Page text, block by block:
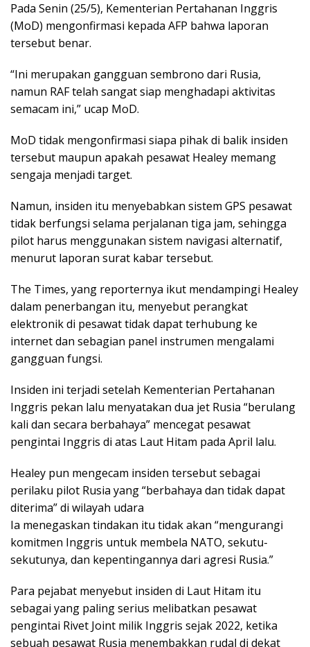
Pada Senin (25/5), Kementerian Pertahanan Inggris
(MoD) mengonfirmasi kepada AFP bahwa laporan
tersebut benar.
“Ini merupakan gangguan sembrono dari Rusia,
namun RAF telah sangat siap menghadapi aktivitas
semacam ini,” ucap MoD.
MoD tidak mengonfirmasi siapa pihak di balik insiden
tersebut maupun apakah pesawat Healey memang
sengaja menjadi target.
Namun, insiden itu menyebabkan sistem GPS pesawat
tidak berfungsi selama perjalanan tiga jam, sehingga
pilot harus menggunakan sistem navigasi alternatif,
menurut laporan surat kabar tersebut.
The Times, yang reporternya ikut mendampingi Healey
dalam penerbangan itu, menyebut perangkat
elektronik di pesawat tidak dapat terhubung ke
internet dan sebagian panel instrumen mengalami
gangguan fungsi.
Insiden ini terjadi setelah Kementerian Pertahanan
Inggris pekan lalu menyatakan dua jet Rusia “berulang
kali dan secara berbahaya” mencegat pesawat
pengintai Inggris di atas Laut Hitam pada April lalu.
Healey pun mengecam insiden tersebut sebagai
perilaku pilot Rusia yang “berbahaya dan tidak dapat
diterima” di wilayah udara
Ia menegaskan tindakan itu tidak akan “mengurangi
komitmen Inggris untuk membela NATO, sekutu-
sekutunya, dan kepentingannya dari agresi Rusia.”
Para pejabat menyebut insiden di Laut Hitam itu
sebagai yang paling serius melibatkan pesawat
pengintai Rivet Joint milik Inggris sejak 2022, ketika
sebuah pesawat Rusia menembakkan rudal di dekat